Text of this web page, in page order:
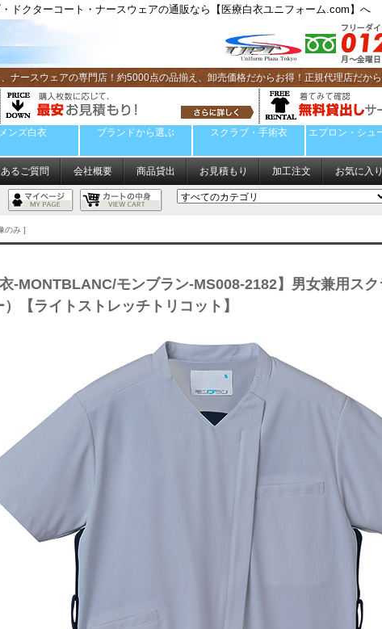
ドクターコート・ナースウェアの通販なら【医療白衣ユニフォーム.com】へ
ナースウェアの専門店！約5000点の品揃え、卸売価格だからお得！正規代理店だか
メンズ白衣 ブランドから選ぶ スクラブ・手術衣 エプロン・シュ
るご質問 会社概要 商品貸出 お見積もり 加工注文 お気に入り
のみ ]
衣-MONTBLANC/モンブラン-MS008-2182】男女兼用ス
【ライトストレッチトリコット】